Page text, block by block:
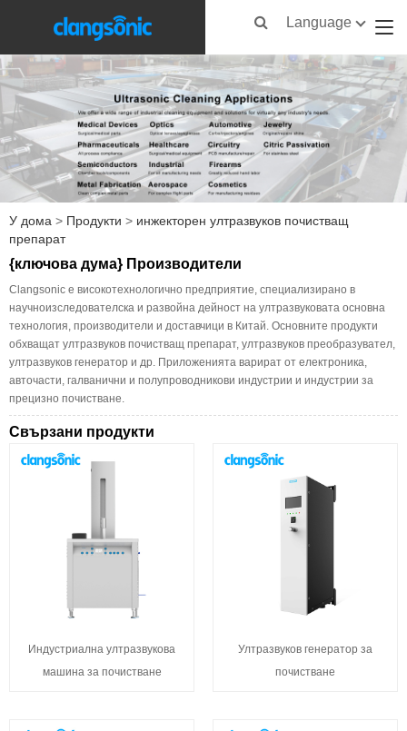
Language
У дома > Продукти > инжекторен ултразвуков почистващ
препарат
{ключова дума} Производители
Clangsonic е високотехнологично предприятие, специализирано в
научноизследователска и развойна дейност на ултразвуковата основна
технология, производители и доставчици в Китай. Основните продукти
обхващат ултразвуков почистващ препарат, ултразвуков преобразувател,
ултразвуков генератор и др. Приложенията варират от електроника,
авточасти, галванични и полупроводникови индустрии и индустрии за
прецизно почистване.
Свързани продукти
Индустриална ултразвукова
машина за почистване
Ултразвуков генератор за
почистване